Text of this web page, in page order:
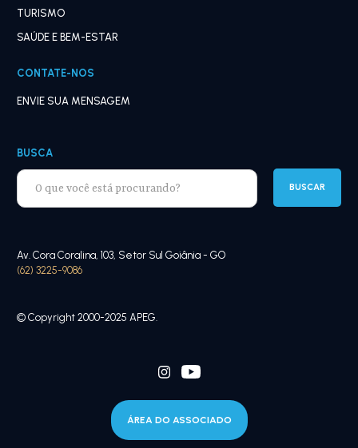
TURISMO
SAÚDE E BEM-ESTAR
CONTATE-NOS
ENVIE SUA MENSAGEM
BUSCA
Av. Cora Coralina, 103, Setor Sul Goiânia - GO
(62) 3225-9086
© Copyright 2000-2025 APEG.
ÁREA DO ASSOCIADO